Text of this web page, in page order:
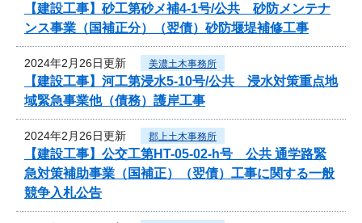
【建設工事】砂工第砂メ補4-1号/公共 砂防メンテナ
ンス事業（国補正分）（翌債）砂防堰堤補修工事
2024年2月26日更新 美濃土木事務所
【建設工事】河工第浸水5-10号/公共 浸水対策重点地
域緊急事業他（債務）護岸工事
2024年2月26日更新 郡上土木事務所
【建設工事】公交工第HT-05-02-h号 公共 通学路緊
急対策補助事業（国補正）（翌債）工事に関する一般
競争入札公告